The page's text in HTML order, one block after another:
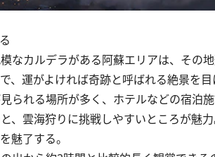
なカルデラがある阿蘇エリアは、その
、運がよければ奇跡と呼ばれる絶景を目
られる場所が多く、ホテルなどの宿泊
、雲海狩りに挑戦しやすいところが魅
魅了する。